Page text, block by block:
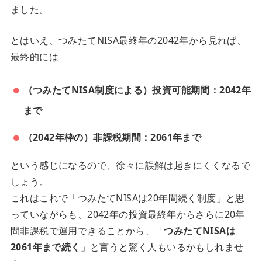
ました。
とはいえ、つみたてNISA最終年の2042年から見れば、
最終的には
（つみたてNISA制度による）投資可能期間：2042年
まで
（2042年枠の）非課税期間：2061年まで
という感じになるので、徐々に誤解は起きにくくなるで
しょう。
これはこれで「つみたてNISAは20年間続く制度」と思
っていながらも、2042年の投資最終年からさらに20年
間非課税で運用できることから、「つみたてNISAは
2061年まで続く 」と言うと驚く人もいるかもしれませ